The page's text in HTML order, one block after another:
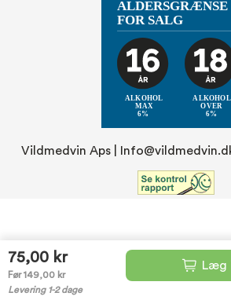
75,00 kr
Før 149,00 kr
Levering 1-2 dage
Læg
Vildmedvin Aps |